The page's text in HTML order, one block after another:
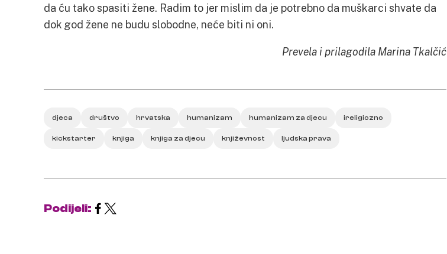
da ću tako spasiti žene. Radim to jer mislim da je potrebno da muškarci shvate da
dok god žene ne budu slobodne, neće biti ni oni.
Prevela i prilagodila Marina Tkalčić
djeca društvo hrvatska humanizam humanizam za djecu ireligiozno
kickstarter knjiga knjiga za djecu književnost ljudska prava
Podijeli: